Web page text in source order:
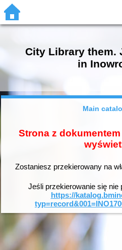
City Library them.
in
Main
Strona z
Zostaniesz przekierowany na
Jeśli przekierowanie się nie
https://